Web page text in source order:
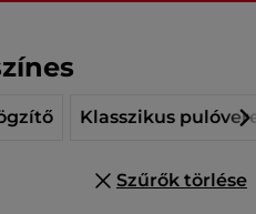
Klasszikus
Szűrők törlése